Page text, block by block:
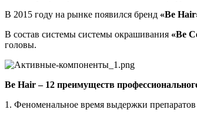
В 2015 году на рынке появился бренд «Be
В состав системы системы окрашивания «Be
головы.
Be Hair – 12 преимуществ
1. Феноменальное время выдержки